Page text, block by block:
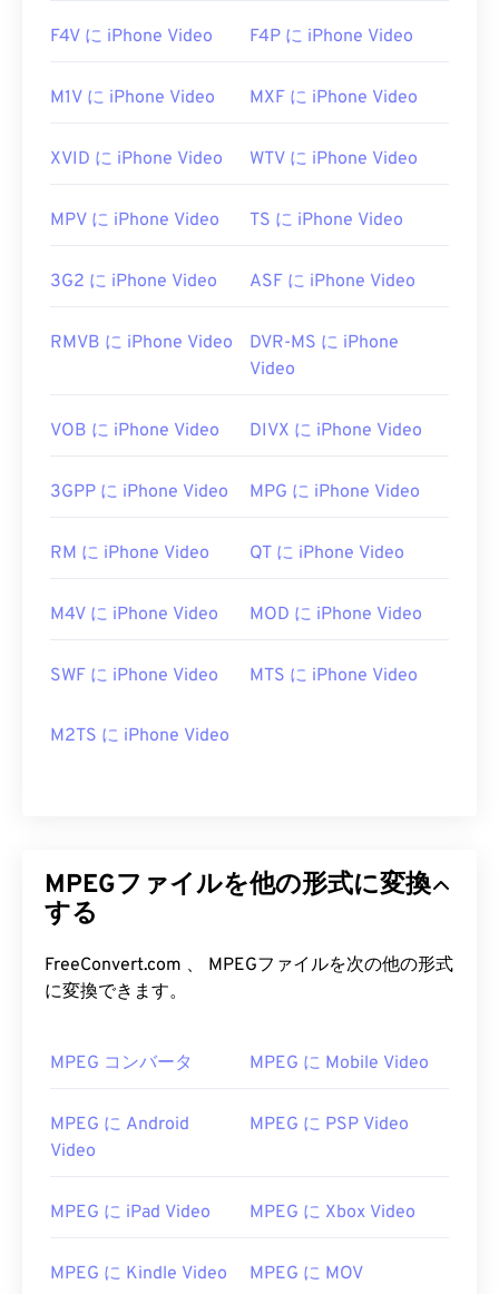
ファイルにMPEG-2ビデオが含まれている場合など
（DVDデコーダーパック）をダウンロードしてくだ
ィアプレーヤー
をお試しください。
初回リリース:1988年
https://en.wikipedia.org/wiki/MPEG-1
F4V に iPhone Video F4P に iPhone Video
M1V に iPhone Video MXF に iPhone Video
XVID に iPhone Video WTV に iPhone Video
MPV に iPhone Video TS に iPhone Video
3G2 に iPhone Video ASF に iPhone Video
RMVB に iPhone Video
DVR-MS に iPhone
Video
VOB に iPhone Video DIVX に iPhone Video
3GPP に iPhone Video MPG に iPhone Video
RM に iPhone Video QT に iPhone Video
M4V に iPhone Video MOD に iPhone Video
SWF に iPhone Video MTS に iPhone Video
M2TS に iPhone Video
MPEGファイルを他の形式に変換
する
FreeConvert.com 、 MPEGファイルを次の他の形式
に変換できます。
MPEG コンバータ MPEG に Mobile Video
MPEG に Android
Video
MPEG に PSP Video
MPEG に iPad Video MPEG に Xbox Video
MPEG に Kindle Video MPEG に MOV